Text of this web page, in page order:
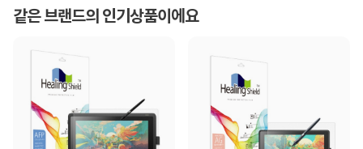
같은 브랜드의 인기상품이에요